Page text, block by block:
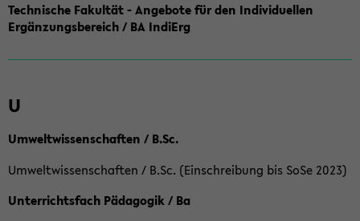
Technische Fakultät - Angebote für den Individuellen
Ergänzungsbereich / BA IndiErg
U
Umweltwissenschaften / B.Sc.
Umweltwissenschaften / B.Sc. (Einschreibung bis SoSe 2023)
Unterrichtsfach Pädagogik / Ba